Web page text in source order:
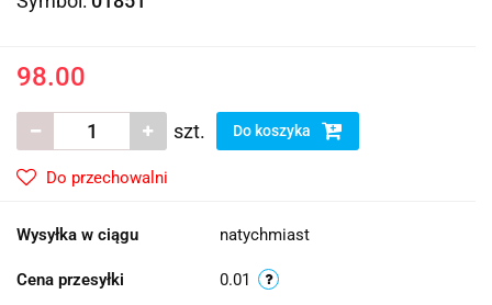
98.00
szt. Do koszyka
Do przechowalni
Wysyłka w ciągu natychmiast
Cena przesyłki 0.01